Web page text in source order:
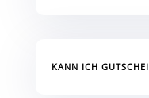
KANN ICH